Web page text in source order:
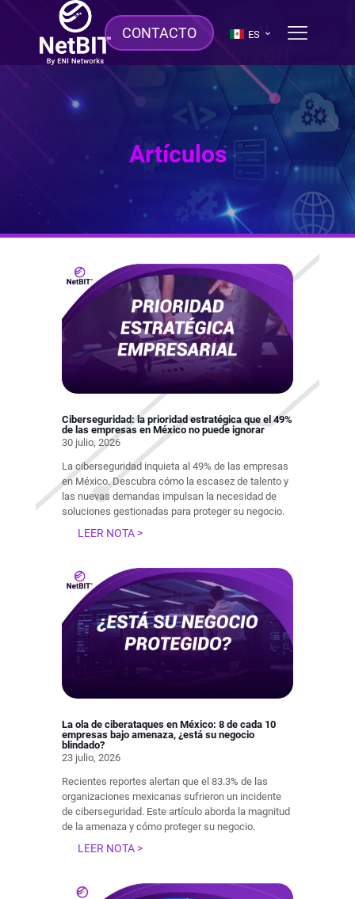
CONTACTO ES
Artículos
Ciberseguridad: la prioridad estratégica que el 49%
de las empresas en México no puede ignorar
30 julio, 2026
La ciberseguridad inquieta al 49% de las empresas
en México. Descubra cómo la escasez de talento y
las nuevas demandas impulsan la necesidad de
soluciones gestionadas para proteger su negocio.
LEER NOTA >
La ola de ciberataques en México: 8 de cada 10
empresas bajo amenaza, ¿está su negocio
blindado?
23 julio, 2026
Recientes reportes alertan que el 83.3% de las
organizaciones mexicanas sufrieron un incidente
de ciberseguridad. Este artículo aborda la magnitud
de la amenaza y cómo proteger su negocio.
LEER NOTA >